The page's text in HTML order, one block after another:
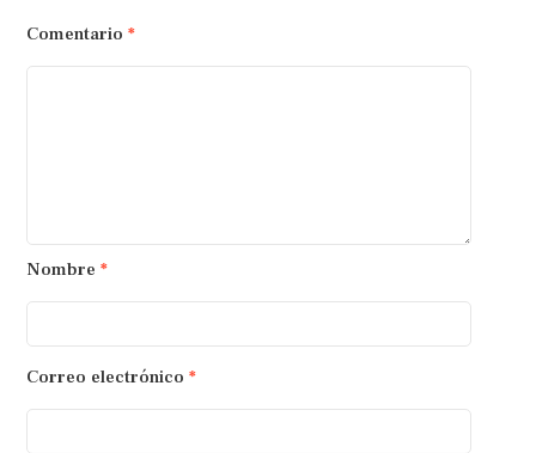
Comentario *
Nombre *
Correo electrónico *